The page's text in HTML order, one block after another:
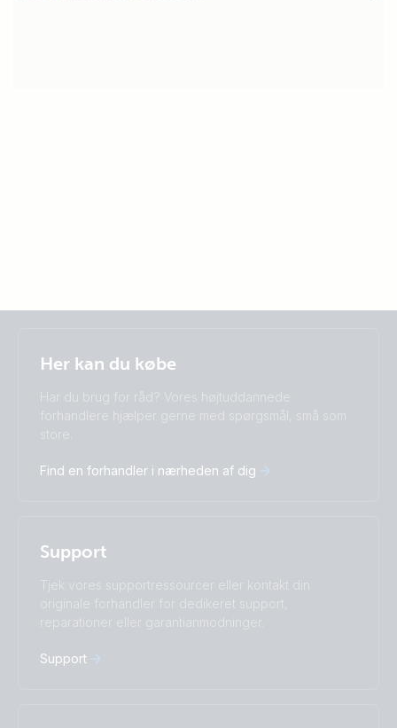
Dansk
Change language
Čeština
Dansk
Italiano
Magyar
Suomalainen
Русский
Українська
中國人
Subscribe
Her kan du købe
Har du brug for råd? Vores højtuddannede
forhandlere hjælper gerne med spørgsmål, små som
store.
Find en forhandler i nærheden af dig
Support
Tjek vores supportressourcer eller kontakt din
originale forhandler for dedikeret support,
reparationer eller garantianmodninger.
Support